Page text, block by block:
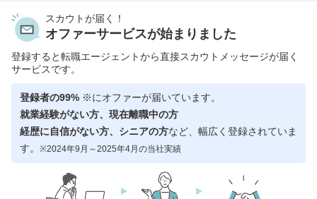
スカウトが届く！
オファーサービスが始まりました
登録すると転職エージェントから直接スカウトメッセージが届く
サービスです。
登録者の99% ※にオファーが届いています。
就業経験がない方、現在離職中の方
経歴に自信がない方、シニアの方など、幅広く登録されていま
す。 ※2024年9月～2025年4月の当社実績